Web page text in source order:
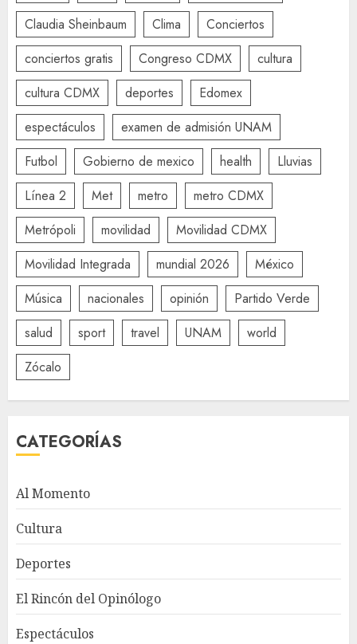
Claudia Sheinbaum
Clima
Conciertos
conciertos gratis
Congreso CDMX
cultura
cultura CDMX
deportes
Edomex
espectáculos
examen de admisión UNAM
Futbol
Gobierno de mexico health
Lluvias
Línea 2
Met metro
metro CDMX
Metrópoli
movilidad
Movilidad CDMX
Movilidad Integrada
mundial 2026
México
Música
nacionales opinión
Partido Verde
salud
sport travel UNAM
world
Zócalo
CATEGORÍAS
Al Momento
Cultura
Deportes
El Rincón del Opinólogo
Espectáculos